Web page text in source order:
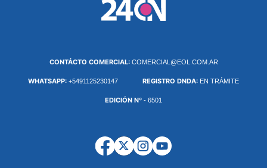
CONTÁCTO COMERCIAL: COMERCIAL@EOL.COM.AR
WHATSAPP: +5491125230147 REGISTRO DNDA: EN TRÁMITE
EDICIÓN Nº - 6501